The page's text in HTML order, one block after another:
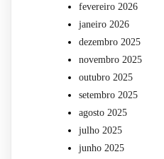
fevereiro 2026
janeiro 2026
dezembro 2025
novembro 2025
outubro 2025
setembro 2025
agosto 2025
julho 2025
junho 2025